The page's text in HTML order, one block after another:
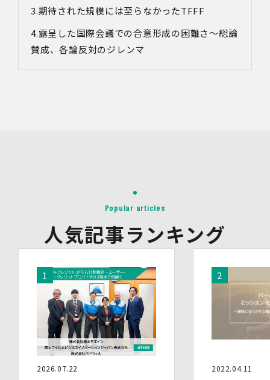
正確な把握のため
・取得した情報を解析又は分析して、当社サービス「環境
価値創出支援」「環境価値売買」「脱炭素コンサルティン
め
名、住所、電話番号、メールアドレス、その他イベント・
セミナーを通じて取得した情報
(3)第三者提供の方法
電話、FAX、電子メール、郵送などの一般的な方法
上記の内容によらない個人情報の第三者提供を行う場合に
は、あらかじめ本人に対し個別具体的な内容を提示して同
意を得ます。
5.委託
当社は、上記利用目的の達成に必要な範囲内において、個
人情報の取扱いの全部又は一部を委託する場合がありま
す。個人情報の取扱いを外部に委託する際は、十分な情報
管理水準を確保している委託先を選定するとともに、当該
期待された規模には至らなかったTFFF
露呈した国際会議での合意形成の困難さ～総論
賛成、各論反対のジレンマ
Popular articles
人気記事ランキング
2026.07.22 2022.04.11